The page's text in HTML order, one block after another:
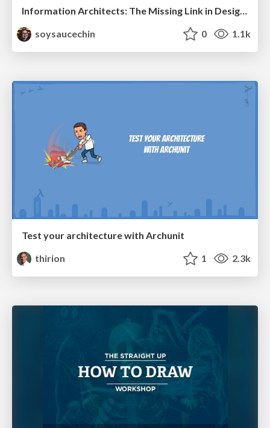
soysaucechin
0 1.1k
Test your architecture with Archunit
thirion
1 2.3k